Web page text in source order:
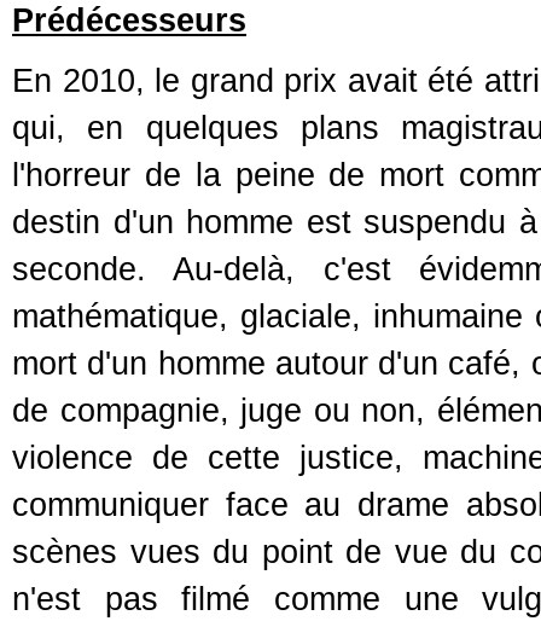
Prédécesseurs
En 2010, le grand prix avait été
qui, en quelques plans
l'horreur de la peine de mort
destin d'un homme est suspendu
seconde. Au-delà, c'est
mathématique, glaciale,
mort d'un homme autour d'un
de compagnie, juge ou non,
violence de cette justice,
communiquer face au drame
scènes vues du point de vue du
n'est pas filmé comme une